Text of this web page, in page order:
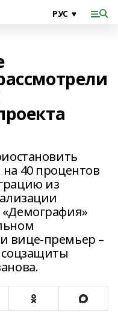
40 процентов
из
вице-премьер –